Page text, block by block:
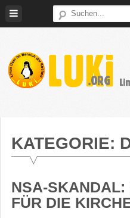
Bereich
KATEGORIE:
NSA-SKANDAL:
FÜR DIE